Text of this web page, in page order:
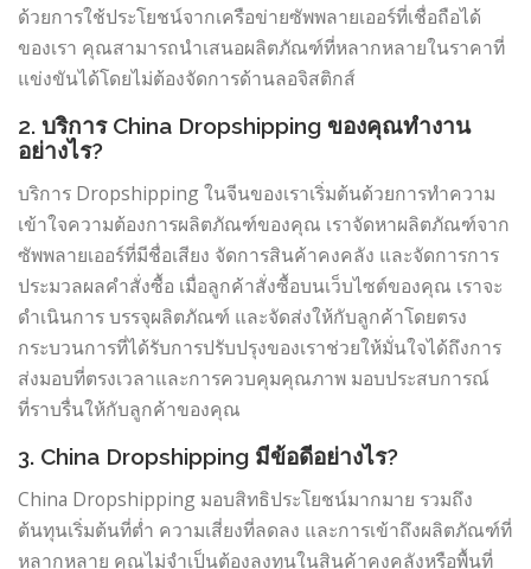
ด้วยการใช้ประโยชน์จากเครือข่ายซัพพลายเออร์ที่เชื่อถือได้
ของเรา คุณสามารถนำเสนอผลิตภัณฑ์ที่หลากหลายในราคาที่
แข่งขันได้โดยไม่ต้องจัดการด้านลอจิสติกส์
2. บริการ China Dropshipping ของคุณทำงาน
อย่างไร?
บริการ Dropshipping ในจีนของเราเริ่มต้นด้วยการทำความ
เข้าใจความต้องการผลิตภัณฑ์ของคุณ เราจัดหาผลิตภัณฑ์จาก
ซัพพลายเออร์ที่มีชื่อเสียง จัดการสินค้าคงคลัง และจัดการการ
ประมวลผลคำสั่งซื้อ เมื่อลูกค้าสั่งซื้อบนเว็บไซต์ของคุณ เราจะ
ดำเนินการ บรรจุผลิตภัณฑ์ และจัดส่งให้กับลูกค้าโดยตรง
กระบวนการที่ได้รับการปรับปรุงของเราช่วยให้มั่นใจได้ถึงการ
ส่งมอบที่ตรงเวลาและการควบคุมคุณภาพ มอบประสบการณ์
ที่ราบรื่นให้กับลูกค้าของคุณ
3. China Dropshipping มีข้อดีอย่างไร?
China Dropshipping มอบสิทธิประโยชน์มากมาย รวมถึง
ต้นทุนเริ่มต้นที่ต่ำ ความเสี่ยงที่ลดลง และการเข้าถึงผลิตภัณฑ์ที่
หลากหลาย คุณไม่จำเป็นต้องลงทุนในสินค้าคงคลังหรือพื้นที่